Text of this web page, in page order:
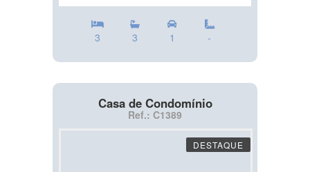
3 3 1 -
Casa de Condomínio
Ref.: C1389
DESTAQUE